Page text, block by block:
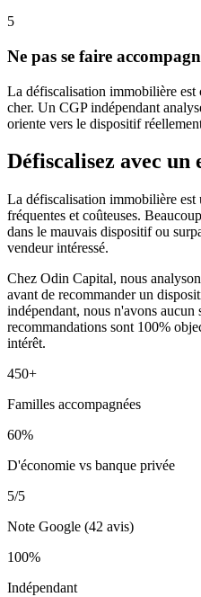
5
Ne pas se faire
La défiscalisation immobilière est
cher. Un CGP indépendant
oriente vers le dispositif
Défiscalisez avec
La défiscalisation immobilière est
fréquentes et coûteuses.
dans le mauvais dispositif ou
vendeur intéressé.
Chez Odin Capital, nous
avant de recommander un
indépendant, nous n'avons aucun
recommandations sont 100%
intérêt.
450+
Familles accompagnées
60%
D'économie vs banque privée
5/5
Note Google (42 avis)
100%
Indépendant